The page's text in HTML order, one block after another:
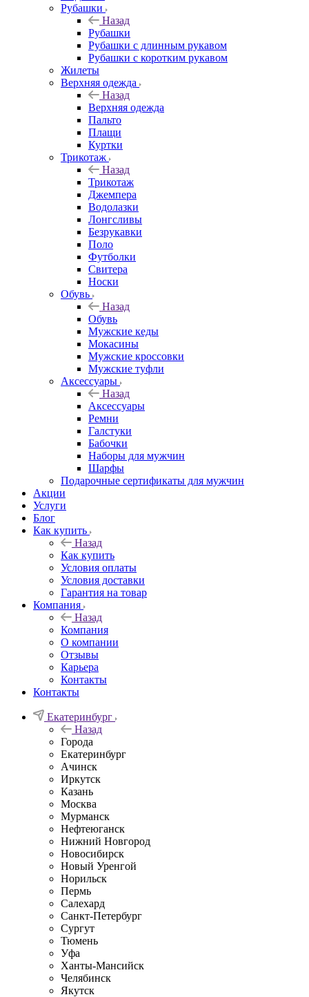
Рубашки
Назад
Рубашки
Рубашки с длинным рукавом
Рубашки с коротким рукавом
Жилеты
Верхняя одежда
Назад
Верхняя одежда
Пальто
Плащи
Куртки
Трикотаж
Назад
Трикотаж
Джемпера
Водолазки
Лонгсливы
Безрукавки
Поло
Футболки
Свитера
Носки
Обувь
Назад
Обувь
Мужские кеды
Мокасины
Мужские кроссовки
Мужские туфли
Аксессуары
Назад
Аксессуары
Ремни
Галстуки
Бабочки
Наборы для мужчин
Шарфы
Подарочные сертификаты для мужчин
Акции
Услуги
Блог
Как купить
Назад
Как купить
Условия оплаты
Условия доставки
Гарантия на товар
Компания
Назад
Компания
О компании
Отзывы
Карьера
Контакты
Контакты
Екатеринбург
Назад
Города
Екатеринбург
Ачинск
Иркутск
Казань
Москва
Мурманск
Нефтеюганск
Нижний Новгород
Новосибирск
Новый Уренгой
Норильск
Пермь
Салехард
Санкт-Петербург
Сургут
Тюмень
Уфа
Ханты-Мансийск
Челябинск
Якутск